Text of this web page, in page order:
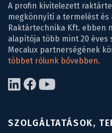
A profin kivitelezett
megkönnyíti a termelést és
Raktártechnika Kft. ebben
alapítója több mint 20 éves
Mecalux partnerségének
többet rólunk bővebben.
SZOLGÁLTATÁSOK,